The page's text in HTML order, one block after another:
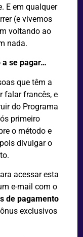
E em qualquer
(e vivemos
voltando ao
nada.
se pagar…
que têm a
falar francês, e
do Programa
primeiro
o método e
divulgar o
acessar esta
e-mail com o
de pagamento
exclusivos